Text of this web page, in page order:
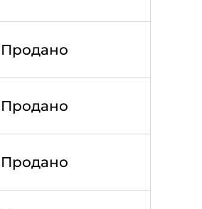
Продано
Продано
Продано